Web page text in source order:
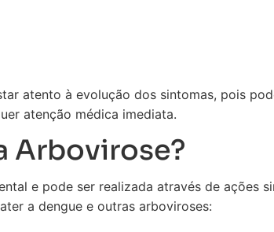
atento à evolução dos sintomas, pois
atenção médica imediata.
Arbovirose?
e pode ser realizada através de ações
a dengue e outras arboviroses: